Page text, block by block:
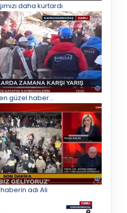
daha kurtardı
güzel haber...
adı Ali